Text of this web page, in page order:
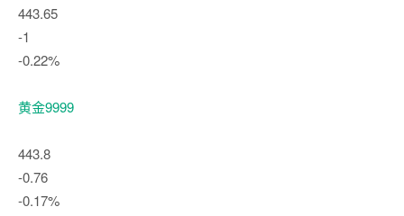
443.65
-1
-0.22%
黄金9999
443.8
-0.76
-0.17%